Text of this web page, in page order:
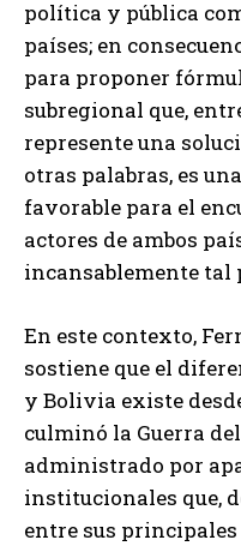
política y pública
países; en
para proponer
subregional que,
represente una
otras palabras, es
favorable para el
actores de ambos
incansablemente tal
En este contexto,
sostiene que el
y Bolivia existe
culminó la Guerra
administrado por
institucionales que,
entre sus